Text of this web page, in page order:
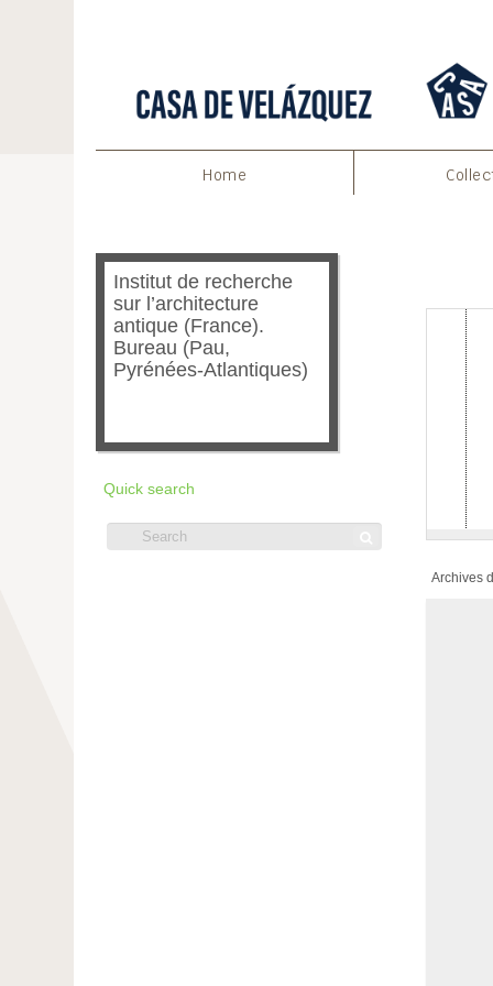
Home
Institut de recherche
sur l’architecture
antique (France).
Bureau (Pau,
Pyrénées-Atlantiques)
Quick search